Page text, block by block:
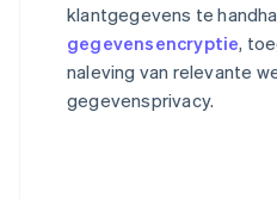
klantgegevens te
gegevensencryptie,
naleving van relevante
gegevensprivacy.